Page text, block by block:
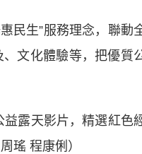
民生”服務理念，聯動
文化體驗等，把優質
露天影片，精選紅色
瑤 程康俐）